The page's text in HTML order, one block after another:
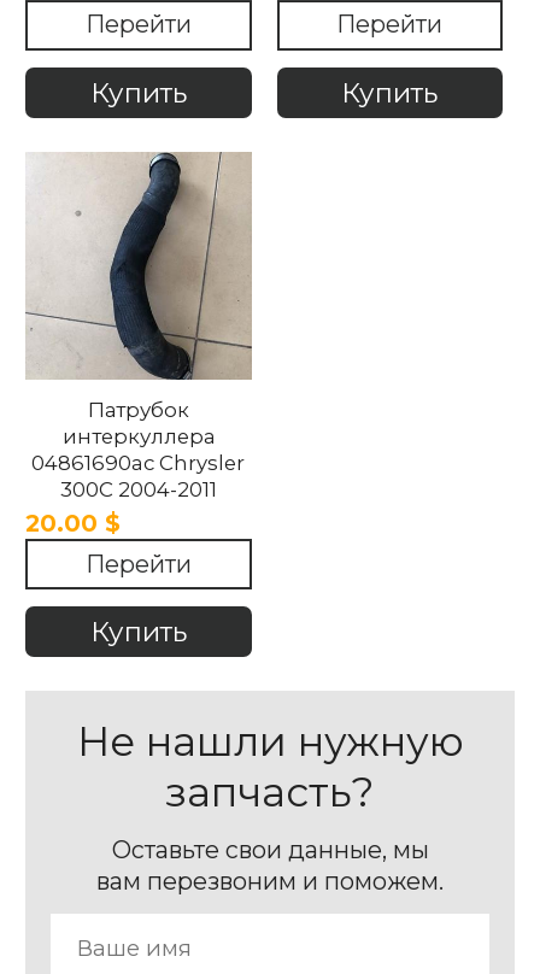
Перейти
Купить
Перейти
Купить
Патрубок
интеркуллера
04861690ac Chrysler
300C 2004-2011
20.00 $
Перейти
Купить
Не нашли нужную
запчасть?
Оставьте свои данные, мы
вам перезвоним и поможем.